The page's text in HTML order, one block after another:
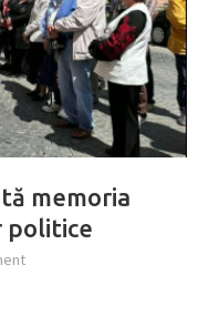
memoria
politice